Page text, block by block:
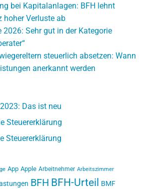
bei Kapitalanlagen: BFH lehnt
hoher Verluste ab
2026: Sehr gut in der Kategorie
steuerlich absetzen: Wann
anerkannt werden
Das ist neu
Steuererklärung
Steuererklärung
App Apple Arbeitnehmer Arbeitszimmer
BFH BFH-Urteil BMF